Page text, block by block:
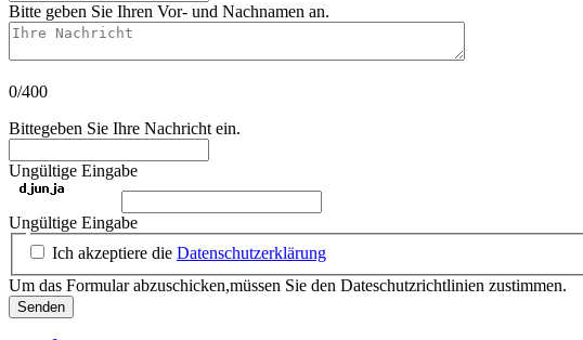
Bitte geben Sie Ihren Vor- und Nachnamen an.
Ihre Nachricht
0/400
Bittegeben Sie Ihre Nachricht ein.
Ungültige Eingabe
Ungültige Eingabe
Ich akzeptiere die Datenschutzerklärung
Um das Formular abzuschicken,müssen Sie den Dateschutzrichtlinien zustimmen.
Senden